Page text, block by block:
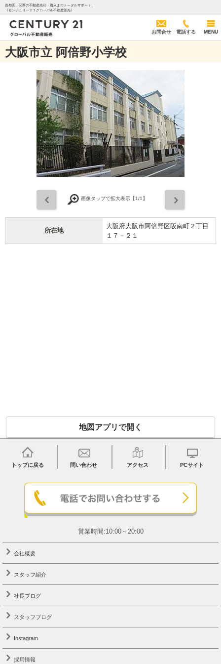
首都圏・関西の不動産売却・購入までトータルサポート！
《センチュリー２１グローバル不動産販売》
お問合せ 電話する MENU
大阪市立 阿倍野小学校
画像タップで拡大表示【1/1】
所在地
大阪府大阪市阿倍野区阪南町２丁目
１７－２１
地図アプリで開く
トップに戻る 問い合わせ アクセス PCサイト
営業時間:10:00～20:00
会社概要
スタッフ紹介
社長ブログ
スタッフブログ
Instagram
採用情報